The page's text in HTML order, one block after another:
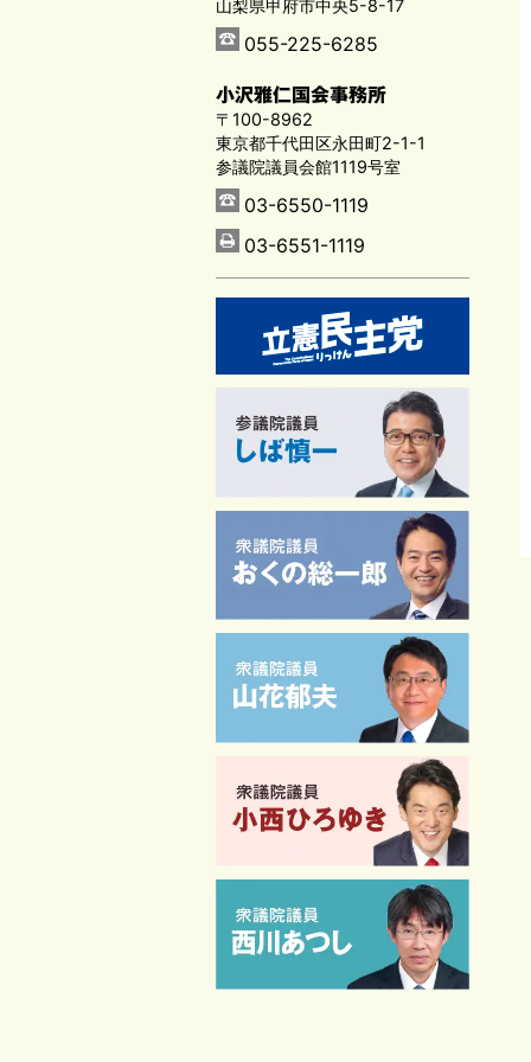
山梨県甲府市中央5-8-17
055-225-6285
小沢雅仁国会事務所
〒100-8962
東京都千代田区永田町2-1-1
参議院議員会館1119号室
03-6550-1119
03-6551-1119